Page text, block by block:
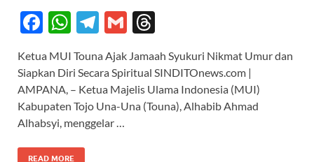
F
e
b
o
o
k
W
at
s
A
p
p
T
e
gr
a
m
G
ail e
a
ds
Ketua MUI Touna Ajak Jamaah Syukuri Nikmat Umur dan
Siapkan Diri Secara Spiritual SINDITOnews.com |
AMPANA, – Ketua Majelis Ulama Indonesia (MUI)
Kabupaten Tojo Una-Una (Touna), Alhabib Ahmad
Alhabsyi, menggelar …
READ MORE